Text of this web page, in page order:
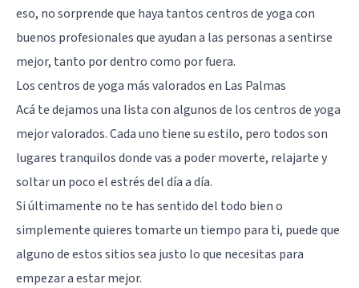
eso, no sorprende que haya tantos centros de yoga con
buenos profesionales que ayudan a las personas a sentirse
mejor, tanto por dentro como por fuera.
Los centros de yoga más valorados en Las Palmas
Acá te dejamos una lista con algunos de los centros de yoga
mejor valorados. Cada uno tiene su estilo, pero todos son
lugares tranquilos donde vas a poder moverte, relajarte y
soltar un poco el estrés del día a día.
Si últimamente no te has sentido del todo bien o
simplemente quieres tomarte un tiempo para ti, puede que
alguno de estos sitios sea justo lo que necesitas para
empezar a estar mejor.